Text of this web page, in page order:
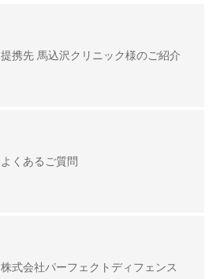
提携先 馬込沢クリニック様のご紹介
よくあるご質問
株式会社パーフェクトディフェンス